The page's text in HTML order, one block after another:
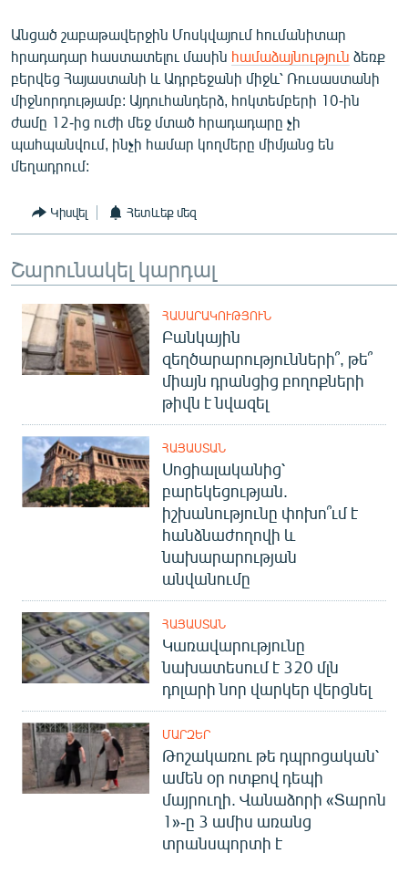
Անցած շաբաթավերջին Մոսկվայում հումանիտար
հրադադար հաստատելու մասին համաձայնություն ձեռք
բերվեց Հայաստանի և Ադրբեջանի միջև՝ Ռուսաստանի
միջնորդությամբ: Այդուհանդերձ, հոկտեմբերի 10-ին
ժամը 12-ից ուժի մեջ մտած հրադադարը չի
պահպանվում, ինչի համար կողմերը միմյանց են
մեղադրում:
Կիսվել Հետևեք մեզ
Շարունակել կարդալ
ՀԱՍԱՐԱԿՈՒԹՅՈՒՆ
Բանկային
զեղծարարությունների՞, թե՞
միայն դրանցից բողոքների
թիվն է նվազել
ՀԱՅԱՍՏԱՆ
Սոցիալականից՝
բարեկեցության.
իշխանությունը փոխո՞ւմ է
հանձնաժողովի և
նախարարության
անվանումը
ՀԱՅԱՍՏԱՆ
Կառավարությունը
նախատեսում է 320 մլն
դոլարի նոր վարկեր վերցնել
ՄԱՐԶԵՐ
Թոշակառու թե դպրոցական՝
ամեն օր ոտքով դեպի
մայրուղի. Վանաձորի «Տարոն
1»-ը 3 ամիս առանց
տրանսպորտի է